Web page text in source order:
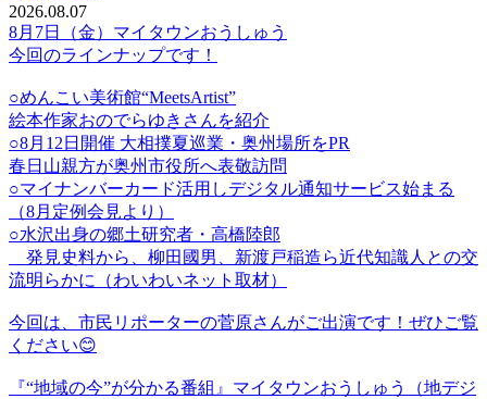
2026.08.07
8月7日（金）マイタウンおうしゅう
今回のラインナップです！
○めんこい美術館“MeetsArtist”
絵本作家おのでらゆきさんを紹介
○8月12日開催 大相撲夏巡業・奥州場所をPR
春日山親方が奥州市役所へ表敬訪問
○マイナンバーカード活用しデジタル通知サービス始まる
（8月定例会見より）
○水沢出身の郷土研究者・高橋陸郎
発見史料から、柳田國男、新渡戸稲造ら近代知識人との交
流明らかに（わいわいネット取材）
今回は、市民リポーターの菅原さんがご出演です！ぜひご覧
ください😊
『“地域の今”が分かる番組』マイタウンおうしゅう（地デジ